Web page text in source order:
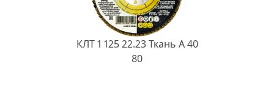
КЛТ 1 125 22.23 Ткань A 40
80